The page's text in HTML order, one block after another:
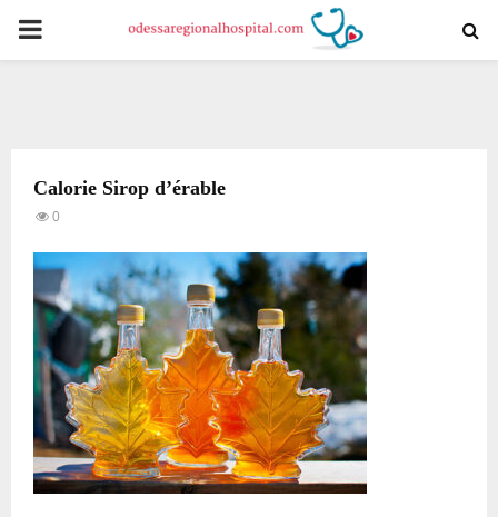
PRIMARY
Calorie Sirop d’érable
0